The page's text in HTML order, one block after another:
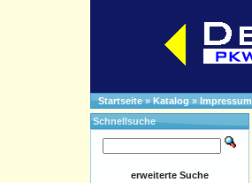
Startseite»Katalog » Impressum
Schnellsuche
erweiterte Suche